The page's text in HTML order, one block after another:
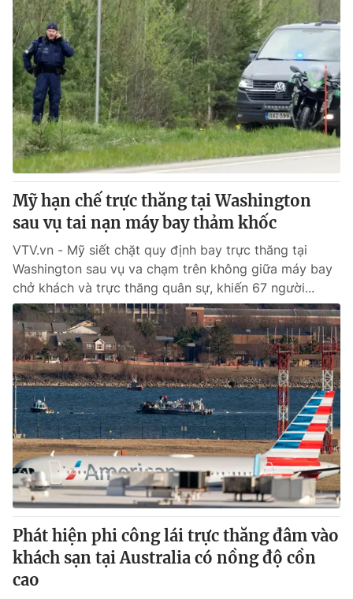
Mỹ hạn chế trực thăng tại Washington
sau vụ tai nạn máy bay thảm khốc
VTV.vn - Mỹ siết chặt quy định bay trực thăng tại
Washington sau vụ va chạm trên không giữa máy bay
chở khách và trực thăng quân sự, khiến 67 người...
Phát hiện phi công lái trực thăng đâm vào
khách sạn tại Australia có nồng độ cồn
cao